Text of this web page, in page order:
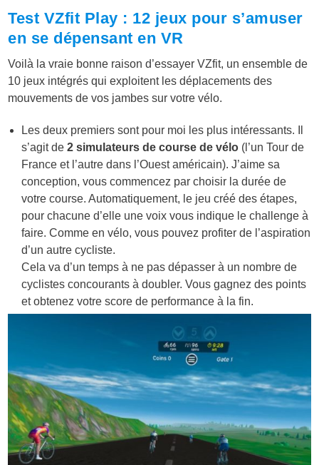
Test VZfit Play : 12 jeux pour s’amuser
en se dépensant en VR
Voilà la vraie bonne raison d’essayer VZfit, un ensemble de
10 jeux intégrés qui exploitent les déplacements des
mouvements de vos jambes sur votre vélo.
Les deux premiers sont pour moi les plus intéressants. Il
s’agit de2 simulateurs de course de vélo (l’un Tour de
France et l’autre dans l’Ouest américain). J’aime sa
conception, vous commencez par choisir la durée de
votre course. Automatiquement, le jeu créé des étapes,
pour chacune d’elle une voix vous indique le challenge à
faire. Comme en vélo, vous pouvez profiter de l’aspiration
d’un autre cycliste.
Cela va d’un temps à ne pas dépasser à un nombre de
cyclistes concourants à doubler. Vous gagnez des points
et obtenez votre score de performance à la fin.